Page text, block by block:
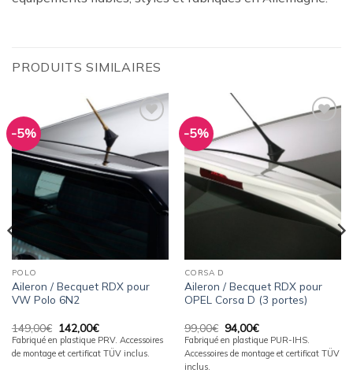
PRODUITS SIMILAIRES
-5%
wishlist
POLO
Aileron / Becquet RDX pour
VW Polo 6N2
149,00€ Le
prix
initial
était :
142,00€Le
prix
actuel
est :
Fabriqué en plastique PRV. Accessoires
de montage et certificat TÜV inclus.
-5%
wishlist
CORSA D
Aileron / Becquet RDX pour
OPEL Corsa D (3 portes)
99,00€ Le
prix
initial
était :
94,00€Le
prix
actuel
est :
Fabriqué en plastique PUR-IHS.
Accessoires de montage et certificat TÜV
inclus.